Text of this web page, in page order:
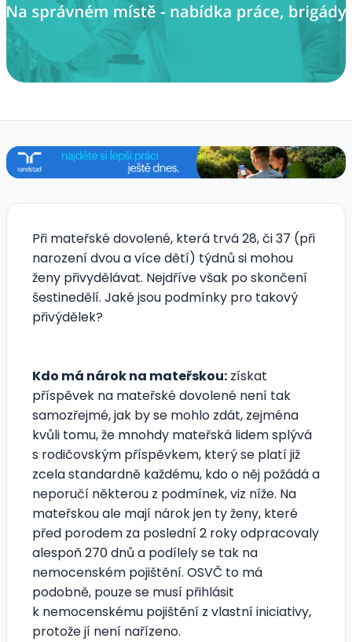
Při mateřské dovolené, která trvá 28, či 37 (při
narození dvou a více dětí) týdnů si mohou
ženy přivydělávat. Nejdříve však po skončení
šestinedělí. Jaké jsou podmínky pro takový
přivýdělek?
Kdo má nárok na mateřskou: získat
příspěvek na mateřské dovolené není tak
samozřejmé, jak by se mohlo zdát, zejména
kvůli tomu, že mnohdy mateřská lidem splývá
s rodičovským příspěvkem, který se platí již
zcela standardně každému, kdo o něj požádá a
neporučí některou z podmínek, viz níže. Na
mateřskou ale mají nárok jen ty ženy, které
před porodem za poslední 2 roky odpracovaly
alespoň 270 dnů a podílely se tak na
nemocenském pojištění. OSVČ to má
podobně, pouze se musí přihlásit
k nemocenskému pojištění z vlastní iniciativy,
protože jí není nařízeno.